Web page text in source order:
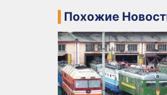
Похожие